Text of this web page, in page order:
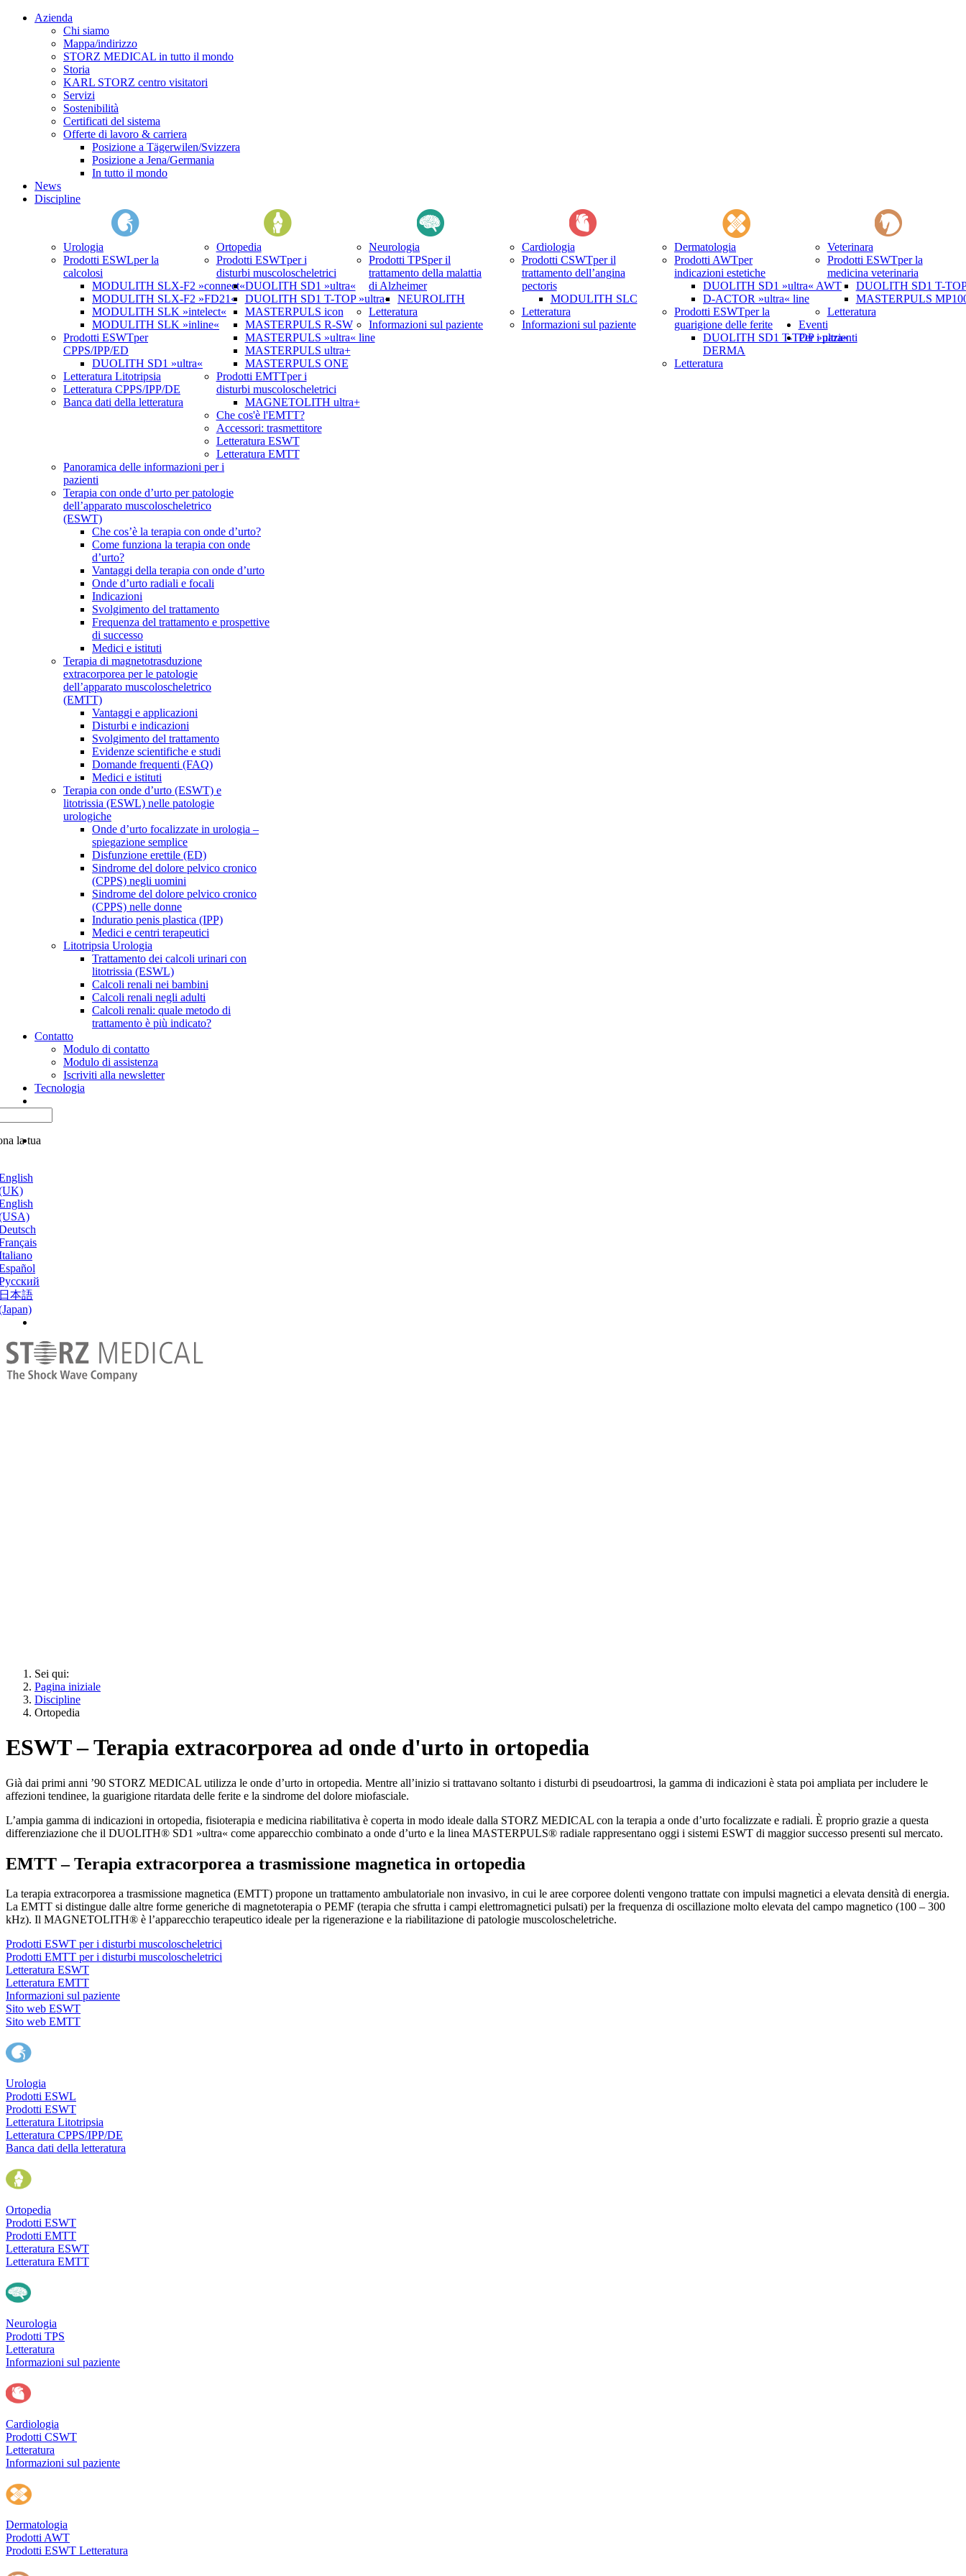
Azienda
Chi siamo
Mappa/indirizzo
STORZ MEDICAL in tutto il mondo
Storia
KARL STORZ centro visitatori
Servizi
Sostenibilità
Certificati del sistema
Offerte di lavoro & carriera
Posizione a Tägerwilen/Svizzera
Posizione a Jena/Germania
In tutto il mondo
News
Discipline
Urologia
Prodotti ESWLper la
calcolosi
MODULITH SLX-F2 »connect«
MODULITH SLX-F2 »FD21«
MODULITH SLK »intelect«
MODULITH SLK »inline«
Prodotti ESWTper
CPPS/IPP/ED
DUOLITH SD1 »ultra«
Letteratura Litotripsia
Letteratura CPPS/IPP/DE
Banca dati della letteratura
Ortopedia
Prodotti ESWTper i
disturbi muscoloscheletrici
DUOLITH SD1 »ultra«
DUOLITH SD1 T-TOP »ultra«
MASTERPULS icon
MASTERPULS R-SW
MASTERPULS »ultra« line
MASTERPULS ultra+
MASTERPULS ONE
Prodotti EMTTper i
disturbi muscoloscheletrici
MAGNETOLITH ultra+
Che cos'è l'EMTT?
Accessori: trasmettitore
Letteratura ESWT
Letteratura EMTT
Neurologia
Prodotti TPSper il
trattamento della malattia
di Alzheimer
NEUROLITH
Letteratura
Informazioni sul paziente
Cardiologia
Prodotti CSWTper il
trattamento dell’angina
pectoris
MODULITH SLC
Letteratura
Informazioni sul paziente
Dermatologia
Prodotti AWTper
indicazioni estetiche
DUOLITH SD1 »ultra« AWT
D-ACTOR »ultra« line
Prodotti ESWTper la
guarigione delle ferite
DUOLITH SD1 T-TOP »ultra«
DERMA
Letteratura
Veterinara
Prodotti ESWTper la
medicina veterinaria
DUOLITH SD1 T-
MASTERPULS
Letteratura
Eventi
Per i pazienti
Panoramica delle informazioni per i
pazienti
Terapia con onde d’urto per patologie
dell’apparato muscoloscheletrico
(ESWT)
Che cos’è la terapia con onde d’urto?
Come funziona la terapia con onde
d’urto?
Vantaggi della terapia con onde d’urto
Onde d’urto radiali e focali
Indicazioni
Svolgimento del trattamento
Frequenza del trattamento e prospettive
di successo
Medici e istituti
Terapia di magnetotrasduzione
extracorporea per le patologie
dell’apparato muscoloscheletrico
(EMTT)
Vantaggi e applicazioni
Disturbi e indicazioni
Svolgimento del trattamento
Evidenze scientifiche e studi
Domande frequenti (FAQ)
Medici e istituti
Terapia con onde d’urto (ESWT) e
litotrissia (ESWL) nelle patologie
urologiche
Onde d’urto focalizzate in urologia –
spiegazione semplice
Disfunzione erettile (ED)
Sindrome del dolore pelvico cronico
(CPPS) negli uomini
Sindrome del dolore pelvico cronico
(CPPS) nelle donne
Induratio penis plastica (IPP)
Medici e centri terapeutici
Litotripsia Urologia
Trattamento dei calcoli urinari con
litotrissia (ESWL)
Calcoli renali nei bambini
Calcoli renali negli adulti
Calcoli renali: quale metodo di
trattamento è più indicato?
Contatto
Modulo di contatto
Modulo di assistenza
Iscriviti alla newsletter
Tecnologia
la tua
本語
Sei qui:
Pagina iniziale
Discipline
Ortopedia
ESWT – Terapia extracorporea ad onde d'urto in ortopedia
Già dai primi anni ’90 STORZ MEDICAL utilizza le onde d’urto in ortopedia. Mentre all’inizio si trattavano soltanto i disturbi di pseudoartrosi, la gamma di indicazioni è stata poi ampliata per includere le
affezioni tendinee, la guarigione ritardata delle ferite e la sindrome del dolore miofasciale.
L’ampia gamma di indicazioni in ortopedia, fisioterapia e medicina riabilitativa è coperta in modo ideale dalla STORZ MEDICAL con la terapia a onde d’urto focalizzate e radiali. È proprio grazie a questa
differenziazione che il DUOLITH® SD1 »ultra« come apparecchio combinato a onde d’urto e la linea MASTERPULS® radiale rappresentano oggi i sistemi ESWT di maggior successo presenti sul mercato.
EMTT – Terapia extracorporea a trasmissione magnetica in ortopedia
La terapia extracorporea a trasmissione magnetica (EMTT) propone un trattamento ambulatoriale non invasivo, in cui le aree corporee dolenti vengono trattate con impulsi magnetici a elevata densità di energia.
La EMTT si distingue dalle altre forme generiche di magnetoterapia o PEMF (terapia che sfrutta i campi elettromagnetici pulsati) per la frequenza di oscillazione molto elevata del campo magnetico (100 – 300
kHz). Il MAGNETOLITH® è l’apparecchio terapeutico ideale per la rigenerazione e la riabilitazione di patologie muscoloscheletriche.
Prodotti ESWT per i disturbi muscoloscheletrici
Prodotti EMTT per i disturbi muscoloscheletrici
Letteratura ESWT
Letteratura EMTT
Informazioni sul paziente
Sito web ESWT
Sito web EMTT
Urologia
Prodotti ESWL
Prodotti ESWT
Letteratura Litotripsia
Letteratura CPPS/IPP/DE
Banca dati della letteratura
Ortopedia
Prodotti ESWT
Prodotti EMTT
Letteratura ESWT
Letteratura EMTT
Neurologia
Prodotti TPS
Letteratura
Informazioni sul paziente
Cardiologia
Prodotti CSWT
Letteratura
Informazioni sul paziente
Dermatologia
Prodotti AWT
Prodotti ESWT Letteratura